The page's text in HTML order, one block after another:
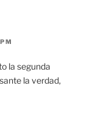
la segunda
la verdad,